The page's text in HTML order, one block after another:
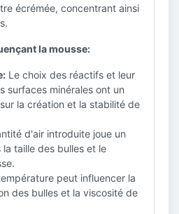
écrémée, concentrant ainsi
la mousse:
Le choix des réactifs et leur
surfaces minérales ont un
la création et la stabilité de
d'air introduite joue un
la taille des bulles et le
peut influencer la
des bulles et la viscosité de